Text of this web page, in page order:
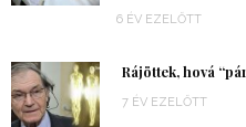
6 ÉV EZELŐTT
Rájöttek, hová
7 ÉV EZELŐTT